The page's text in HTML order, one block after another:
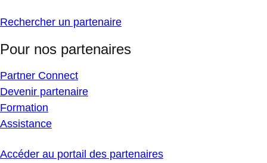
Rechercher un partenaire
Pour nos partenaires
Partner Connect
Devenir partenaire
Formation
Assistance
Accéder au portail des partenaires